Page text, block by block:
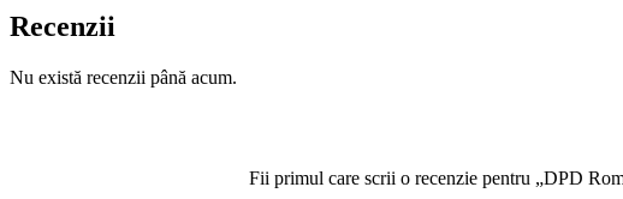
Recenzii
Nu există recenzii până acum.
Fii primul care scrii o recenzie pentru „DPD